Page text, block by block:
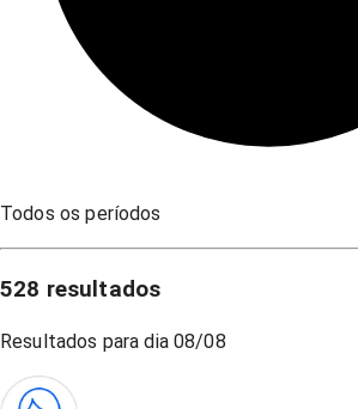
Todos os períodos
528 resultados
Resultados para dia 08/08